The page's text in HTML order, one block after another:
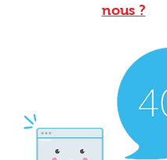
nous ?